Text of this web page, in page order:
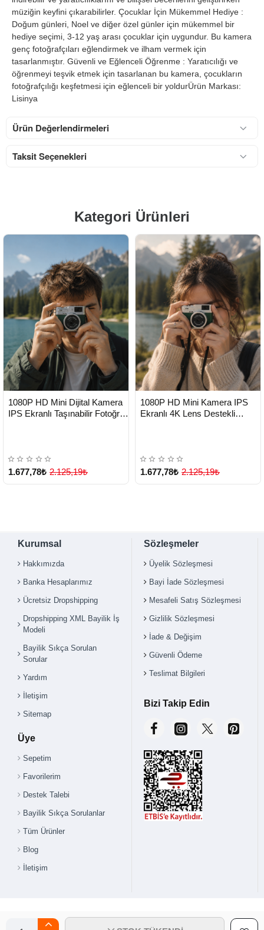
müziğin keyfini çıkarabilirler. Çocuklar İçin Mükemmel Hediye :
Doğum günleri, Noel ve diğer özel günler için mükemmel bir
hediye seçimi, 3-12 yaş arası çocuklar için uygundur. Bu kamera
genç fotoğrafçıları eğlendirmek ve ilham vermek için
tasarlanmıştır. Güvenli ve Eğlenceli Öğrenme : Yaratıcılığı ve
öğrenmeyi teşvik etmek için tasarlanan bu kamera, çocukların
fotoğrafçılığı keşfetmesi için eğlenceli bir yoldurÜrün Markası:
Lisinya
Ürün Değerlendirmeleri
Taksit Seçenekleri
Kategori Ürünleri
TESLİMAT
1080P HD Mini Dijital Kamera
IPS Ekranlı Taşınabilir Fotoğraf
1.677,78₺ 2.125,19₺
TESLİMAT
1080P HD Mini Kamera IPS
Ekranlı 4K Lens Destekli
1.677,78₺ 2.125,19₺
Kurumsal
Hakkımızda
Banka Hesaplarımız
Ücretsiz Dropshipping
Dropshipping XML Bayilik İş
Modeli
Bayilik Sıkça Sorulan
Sorular
Yardım
İletişim
Sitemap
Üye
Sepetim
Favorilerim
Destek Talebi
Bayilik Sıkça Sorulanlar
Tüm Ürünler
Blog
İletişim
Sözleşmeler
Üyelik Sözleşmesi
Bayi İade Sözleşmesi
Mesafeli Satış Sözleşmesi
Gizlilik Sözleşmesi
İade & Değişim
Güvenli Ödeme
Teslimat Bilgileri
Bizi Takip Edin